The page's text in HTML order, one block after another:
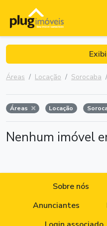
Áreas Locação Sorocaba
Áreas Locação
Nenhum imóvel
Sobre nós
Anunciantes